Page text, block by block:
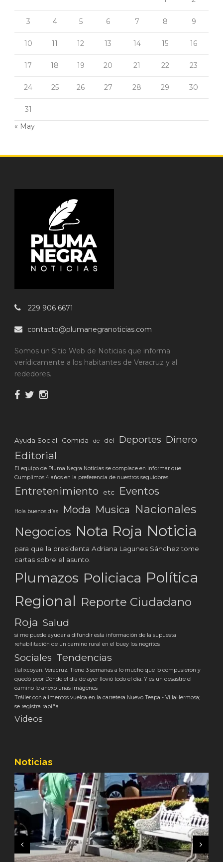
3 4 5 6 7 8 9
10 11 12 13 14 15 16
17 18 19 20 21 22 23
24 25 26 27 28 29 30
31
« May
229 906 6671
contacto@plumanegranoticias.com
Somos un Sitio Web de Noticias que informa
verídicamente a los habitantes de Veracruz y al
rededores.
Ayuda Social Comida de del Deportes Dinero
Editorial
El equipo de Pluma Negra Noticias se complace en informar que
Cumplimos 4 años en la preferencia de nuestros seguidores.
Entretenimiento etc Eventos
Hola buenos días Moda Musica Nacionales
Negocios Nota Roja Noticia
para que la presidenta Adriana Lagunes Sánchez tome
cartas sobre el asunto.
Plumazos Policiaca Política
Regional Reporte Ciudadano
Roja Salud
si me puede ayudar a difundir esta información de la supuesta
rehabilitación de un camino rural en el buey los negritos
Sociales Tendencias
tlalixcoyan. Veracruz. Tiene 3 semanas a lo mucho que lo compusieron y
quedó peor Dónde el día de ayer llovió todo el día. Y es un desastre el
camino le anexo unas imágenes
Tráiler con alimentos vuelca en la carretera Nuevo Teapa - VillaHermosa;
se registra rapiña
Videos
Noticias